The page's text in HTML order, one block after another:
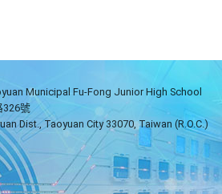
Municipal Fu-Fong Junior High School
326號
Dist., Taoyuan City 33070, Taiwan (R.O.C.)